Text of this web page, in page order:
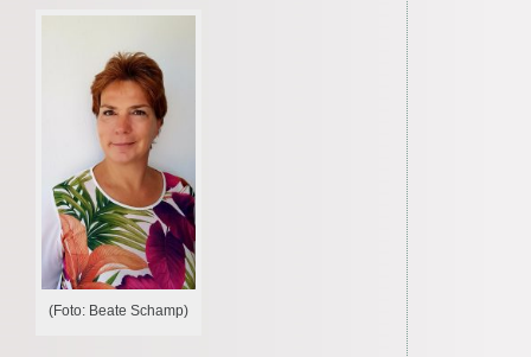
(Foto: Beate Schamp)